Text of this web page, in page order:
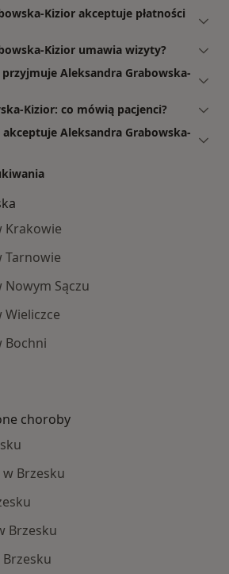
Kizior akceptuje płatności
Kizior umawia wizyty?
Aleksandra Grabowska-
Kizior: co mówią pacjenci?
akceptuje Aleksandra Grabowska-
Krakowie
Tarnowie
Sączu
Bochni
choroby
Brzesku
Brzesku